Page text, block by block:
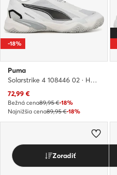
-18%
Puma
Solarstrike 4 108446 02 · Halové topánky
Aktuálna cena
72,99 €
Bežná cena89,95 €-18%
Najnižšia cena89,95 €-18%
Zoradiť